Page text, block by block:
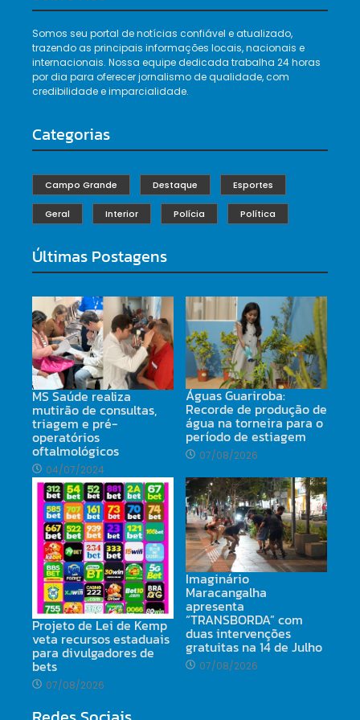
Somos seu portal de notícias confiável e atualizado,
trazendo as principais informações locais, nacionais e
internacionais. Nossa equipe dedicada trabalha 24 horas
por dia para oferecer jornalismo de qualidade, com
credibilidade e imparcialidade.
Categorias
Campo Grande Destaque Esportes
Geral Interior Polícia Política
Últimas Postagens
MS Saúde realiza
mutirão de consultas,
triagem e pré-
operatórios
oftalmológicos
04/07/2024
Águas Guariroba:
Recorde de produção de
água na torneira para o
período de estiagem
07/08/2026
Projeto de Lei de Kemp
veta recursos estaduais
para divulgadores de
bets
07/08/2026
Imaginário
Maracangalha
apresenta
“TRANSBORDA” com
duas intervenções
gratuitas na 14 de Julho
07/08/2026